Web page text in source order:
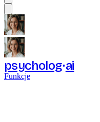
psycholog ai
Funkcje